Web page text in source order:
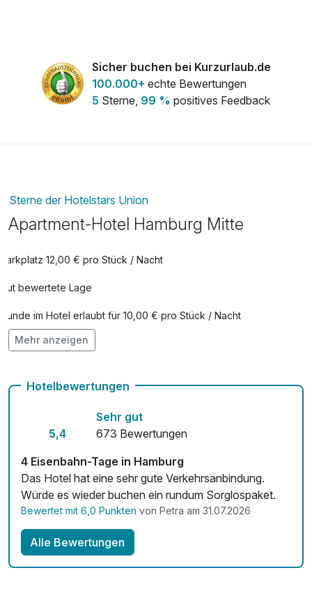
Leihbademantel 5,00 €
pro Stück
Sicher buchen bei Kurzurlaub.de
100.000+ echte Bewertungen
5 Sterne, 99 % positives Feedback
Sterne der Hotelstars Union
Apartment-Hotel Hamburg Mitte
Parkplatz 12,00 € pro Stück / Nacht
Gut bewertete Lage
Hunde im Hotel erlaubt für 10,00 € pro Stück / Nacht
Kostenloses W-LAN
Mehr anzeigen
Hotelbewertungen
5,4
Sehr gut
673 Bewertungen
4 Eisenbahn-Tage in Hamburg
Das Hotel hat eine sehr gute Verkehrsanbindung.
Würde es wieder buchen ein rundum Sorglospaket.
Bewertet mit 6,0 Punkten von Petra am 31.07.2026
Alle Bewertungen